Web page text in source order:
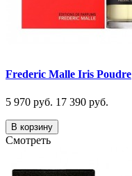
Frederic Malle Iris Poudre
5 970 руб. 17 390 руб.
В корзину
Смотреть